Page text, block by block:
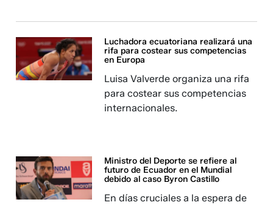
Luchadora ecuatoriana realizará una
rifa para costear sus competencias
en Europa
Luisa Valverde organiza una rifa
para costear sus competencias
internacionales.
Ministro del Deporte se refiere al
futuro de Ecuador en el Mundial
debido al caso Byron Castillo
En días cruciales a la espera de